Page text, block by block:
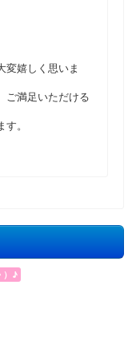
変嬉しく思いま
ご満足いただける
。
）♪